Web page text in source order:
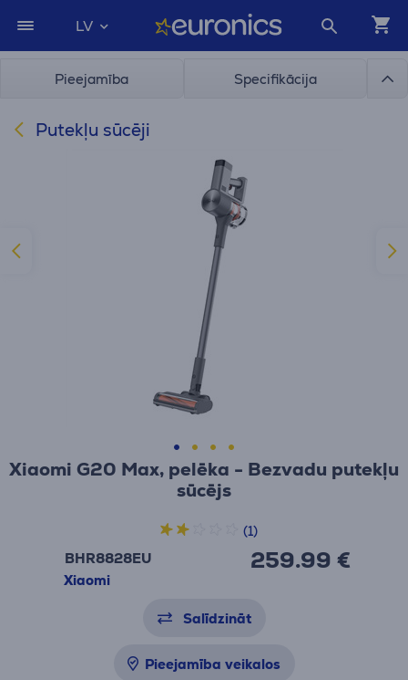
LV
Pieejamība Specifikācija
Putekļu sūcēji
Xiaomi G20 Max, pelēka - Bezvadu putekļu
sūcējs
BHR8828EU
Xiaomi
259.99 €
(1)
Salīdzināt
Pieejamība veikalos